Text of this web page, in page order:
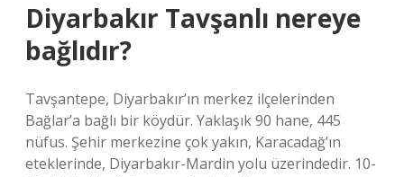
Diyarbakır Tavşanlı nereye
bağlıdır?
Tavşantepe, Diyarbakır’ın merkez ilçelerinden
Bağlar’a bağlı bir köydür. Yaklaşık 90 hane, 445
nüfus. Şehir merkezine çok yakın, Karacadağ’ın
eteklerinde, Diyarbakır-Mardin yolu üzerindedir. 10-